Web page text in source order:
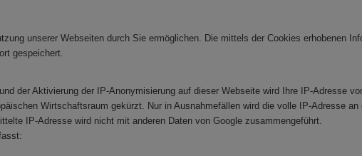
unserer Webseiten durch Sie ermöglichen. Die mittels der Cookies erhobenen
gespeichert.
der Aktivierung der IP-Anonymisierung auf dieser Webseite wird Ihre IP-Adresse
Wirtschaftsraum gekürzt. Nur in Ausnahmefällen wird die volle IP-Adresse
IP-Adresse wird nicht mit anderen Daten von Google zusammengeführt.